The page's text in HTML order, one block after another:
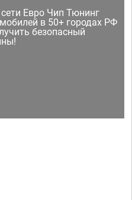
Евро Чип Тюнинг
в 50+ городах РФ
безопасный